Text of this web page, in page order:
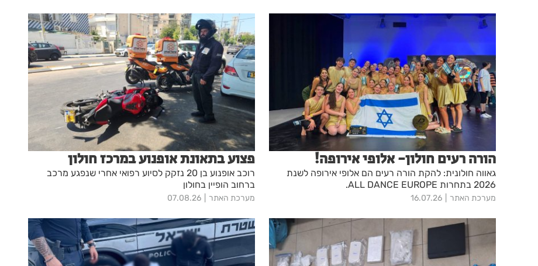
הורה רעים חולון- אלופי אירופה!
גאווה חולונית: להקת הורה רעים הם אלופי אירופה לשנת
2026 בתחרות ALL DANCE EUROPE.
מערכת האתר 16.07.26
פצוע בתאונת אופנוע במרכז חולון
רוכב אופנוע בן 20 נזקק לסיוע רפואי אחרי שנפגע מרכב
ברחוב הופיין בחולון
מערכת האתר 07.08.26